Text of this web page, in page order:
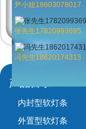
产品目录
内封型软灯条
外置型软灯条
尹小姐18603078017
张先生17820993695
冯先生18620174313